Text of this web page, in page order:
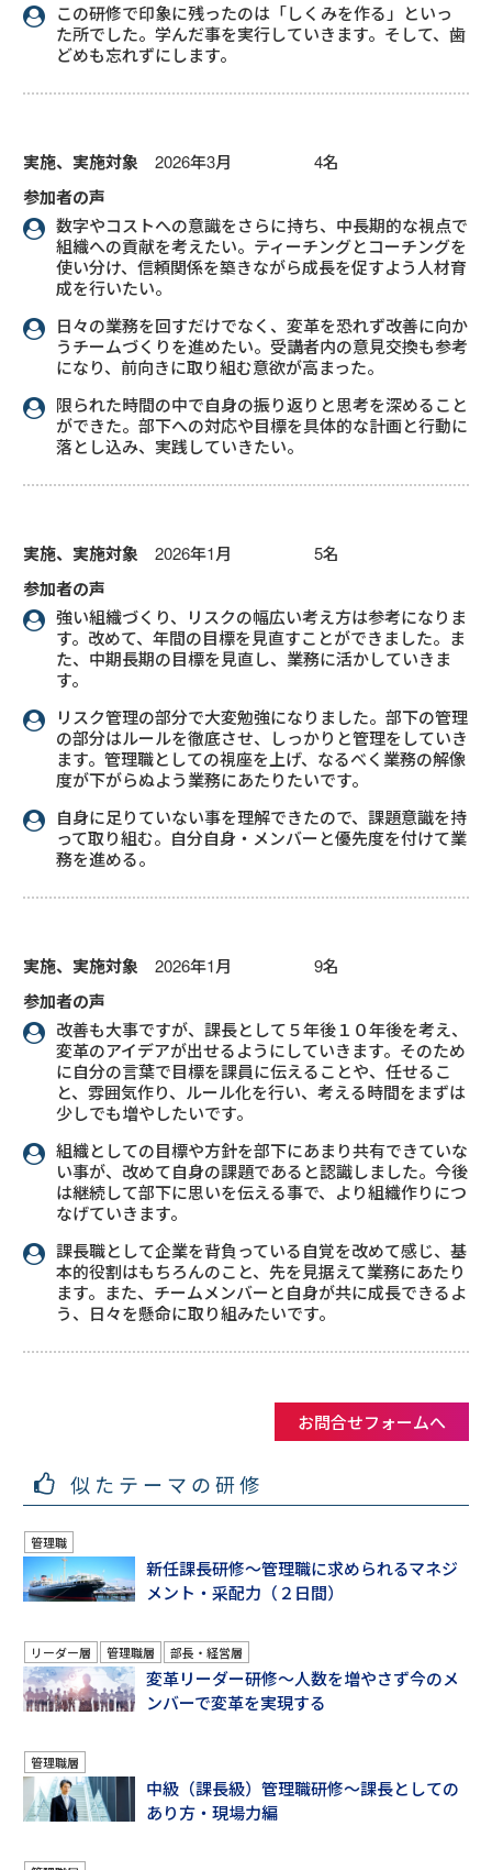
この研修で印象に残ったのは「しくみを作る」といっ
た所でした。学んだ事を実行していきます。そして、歯
どめも忘れずにします。
実施、実施対象 2026年3月 4名
参加者の声
数字やコストへの意識をさらに持ち、中長期的な視点で
組織への貢献を考えたい。ティーチングとコーチングを
使い分け、信頼関係を築きながら成長を促すよう人材育
成を行いたい。
日々の業務を回すだけでなく、変革を恐れず改善に向か
うチームづくりを進めたい。受講者内の意見交換も参考
になり、前向きに取り組む意欲が高まった。
限られた時間の中で自身の振り返りと思考を深めること
ができた。部下への対応や目標を具体的な計画と行動に
落とし込み、実践していきたい。
実施、実施対象 2026年1月 5名
参加者の声
強い組織づくり、リスクの幅広い考え方は参考になりま
す。改めて、年間の目標を見直すことができました。ま
た、中期長期の目標を見直し、業務に活かしていきま
す。
リスク管理の部分で大変勉強になりました。部下の管理
の部分はルールを徹底させ、しっかりと管理をしていき
ます。管理職としての視座を上げ、なるべく業務の解像
度が下がらぬよう業務にあたりたいです。
自身に足りていない事を理解できたので、課題意識を持
って取り組む。自分自身・メンバーと優先度を付けて業
務を進める。
実施、実施対象 2026年1月 9名
参加者の声
改善も大事ですが、課長として５年後１０年後を考え、
変革のアイデアが出せるようにしていきます。そのため
に自分の言葉で目標を課員に伝えることや、任せるこ
と、雰囲気作り、ルール化を行い、考える時間をまずは
少しでも増やしたいです。
組織としての目標や方針を部下にあまり共有できていな
い事が、改めて自身の課題であると認識しました。今後
は継続して部下に思いを伝える事で、より組織作りにつ
なげていきます。
課長職として企業を背負っている自覚を改めて感じ、基
本的役割はもちろんのこと、先を見据えて業務にあたり
ます。また、チームメンバーと自身が共に成長できるよ
う、日々を懸命に取り組みたいです。
お問合せフォームへ
似たテーマの研修
管理職
新任課長研修～管理職に求められるマネジ
メント・采配力（２日間）
リーダー層 管理職層 部長・経営層
変革リーダー研修～人数を増やさず今のメ
ンバーで変革を実現する
管理職層
中級（課長級）管理職研修～課長としての
あり方・現場力編